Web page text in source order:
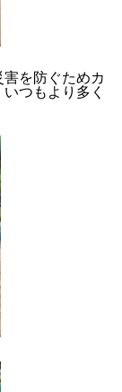
を防ぐためカ
り多く